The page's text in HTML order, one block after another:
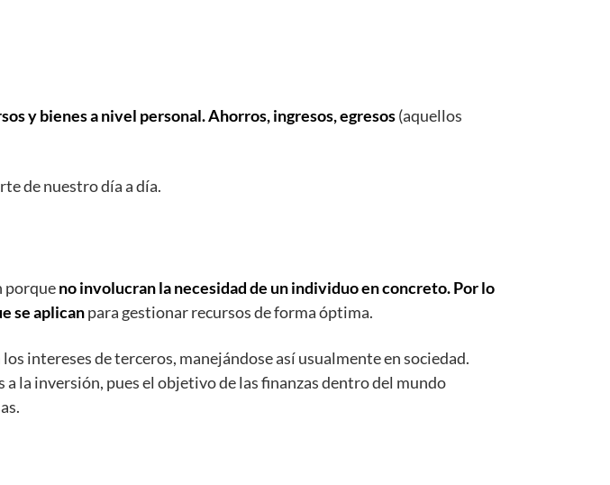
y bienes a nivel personal. Ahorros, ingresos, egresos(aquellos
de nuestro día a día.
porqueno involucran la necesidad de un individuo en concreto. Por lo
se aplicanpara gestionar recursos de forma óptima.
intereses de terceros, manejándose así usualmente en sociedad.
la inversión, pues el objetivo de las finanzas dentro del mundo